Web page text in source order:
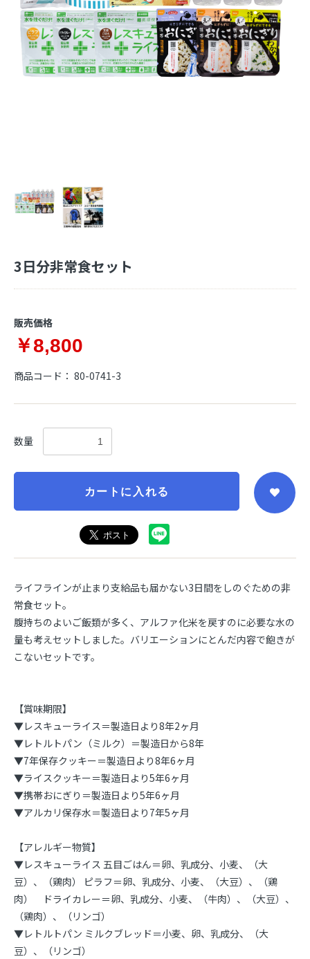
3日分非常食セット
販売価格
￥8,800
商品コード： 80-0741-3
数量
カートに入れる
ライフラインが止まり支給品も届かない3日間をしのぐための非
常食セット。
腹持ちのよいご飯類が多く、アルファ化米を戻すのに必要な水の
量も考えセットしました。バリエーションにとんだ内容で飽きが
こないセットです。
【賞味期限】
▼レスキューライス＝製造日より8年2ヶ月
▼レトルトパン（ミルク）＝製造日から8年
▼7年保存クッキー＝製造日より8年6ヶ月
▼ライスクッキー＝製造日より5年6ヶ月
▼携帯おにぎり＝製造日より5年6ヶ月
▼アルカリ保存水＝製造日より7年5ヶ月
【アレルギー物質】
▼レスキューライス 五目ごはん＝卵、乳成分、小麦、（大
豆）、（鶏肉） ピラフ＝卵、乳成分、小麦、（大豆）、（鶏
肉） ドライカレー＝卵、乳成分、小麦、（牛肉）、（大豆）、
（鶏肉）、（リンゴ）
▼レトルトパン ミルクブレッド＝小麦、卵、乳成分、（大
豆）、（リンゴ）